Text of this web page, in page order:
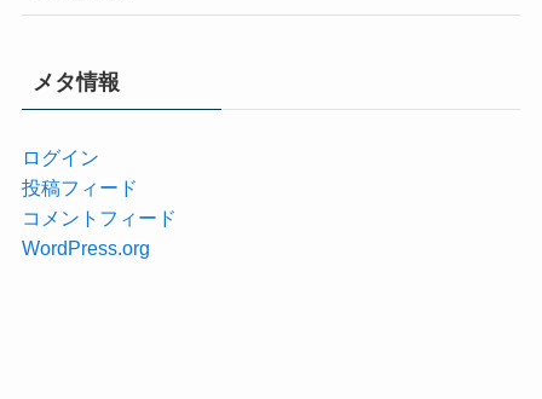
メタ情報
ログイン
投稿フィード
コメントフィード
WordPress.org